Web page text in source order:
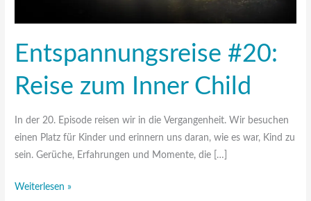
Entspannungsreise #20:
Reise zum Inner Child
In der 20. Episode reisen wir in die Vergangenheit. Wir besuchen
einen Platz für Kinder und erinnern uns daran, wie es war, Kind zu
sein. Gerüche, Erfahrungen und Momente, die […]
Weiterlesen »